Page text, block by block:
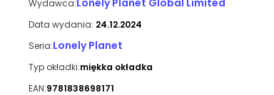
Wydawca:Lonely Planet Global Limited
Data wydania: 24.12.2024
Seria:Lonely Planet
Typ okładki:miękka okładka
EAN:9781838698171